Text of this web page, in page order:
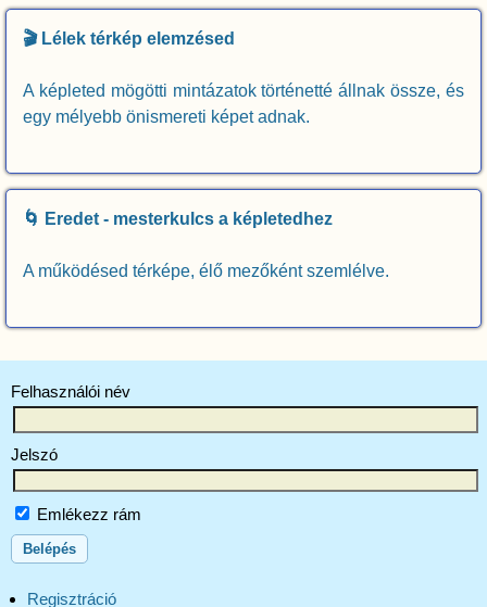
🎬 Lélek térkép elemzésed
A képleted mögötti mintázatok történetté állnak össze, és
egy mélyebb önismereti képet adnak.
🌀 Eredet - mesterkulcs a képletedhez
A működésed térképe, élő mezőként szemlélve.
Felhasználói név
Jelszó
Emlékezz rám
Regisztráció